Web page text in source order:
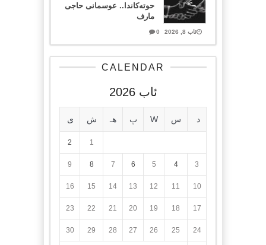
حوتەکاندا.. عوسمانی حاجی
مارف
ئاب 8, 2026 0
CALENDAR
ئاب 2026
د س W پ هـ ش ی
1
2
3
4
5
6
7
8
9
10
11
12
13
14
15
16
17
18
19
20
21
22
23
24
25
26
27
28
29
30